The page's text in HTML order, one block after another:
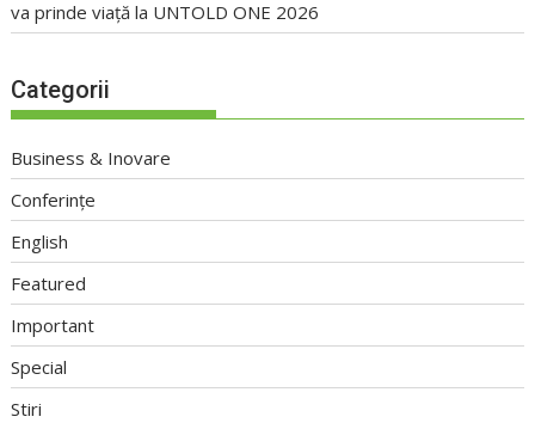
va prinde viață la UNTOLD ONE 2026
Categorii
Business & Inovare
Conferințe
English
Featured
Important
Special
Stiri